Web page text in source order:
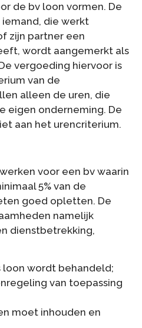
de bv loon vormen. De
die werkt
zijn partner een
wordt aangemerkt als
vergoeding hiervoor is
van de
alleen de uren, die
eigen onderneming. De
aan het urencriterium.
voor een bv waarin
5% van de
goed opletten. De
namelijk
dienstbetrekking,
loon wordt behandeld;
van toepassing
moet inhouden en